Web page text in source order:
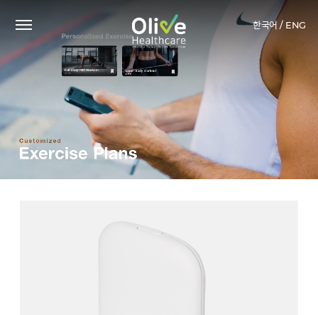
한국어 / ENG